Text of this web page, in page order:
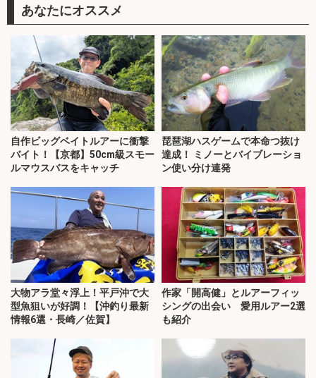
あなたにオススメ
自作ビッグベイトルアーに衝撃
バイト！【京都】50cm級スモー
ルマウスバスをキャッチ
琵琶湖ハスゲームで本命つ抜け
達成！ ミノーとバイブレーショ
ン使い分け連発
大物アラ堂々浮上！平戸沖で大
型魚狙いが好調！【沖釣り最新
情報6選・長崎／佐賀】
作家「開高健」とルアーフィッ
シングの出会い 愛用ルアー2選
も紹介